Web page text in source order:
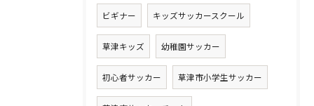
ビギナー キッズサッカースクール
草津キッズ 幼稚園サッカー
初心者サッカー 草津市小学生サッカー